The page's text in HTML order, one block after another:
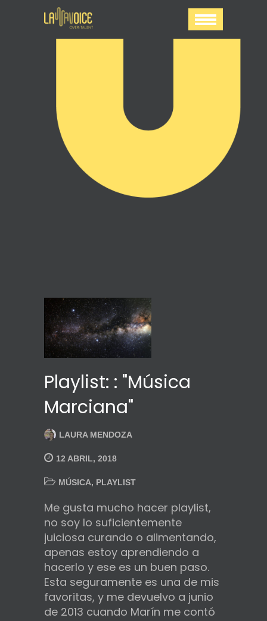
Playlist: : "Música
Marciana"
LAURA MENDOZA
12 ABRIL, 2018
MÚSICA, PLAYLIST
Me gusta mucho hacer playlist,
no soy lo suficientemente
juiciosa curando o alimentando,
apenas estoy aprendiendo a
hacerlo y ese es un buen paso.
Esta seguramente es una de mis
favoritas, y me devuelvo a junio
de 2013 cuando Marín me contó